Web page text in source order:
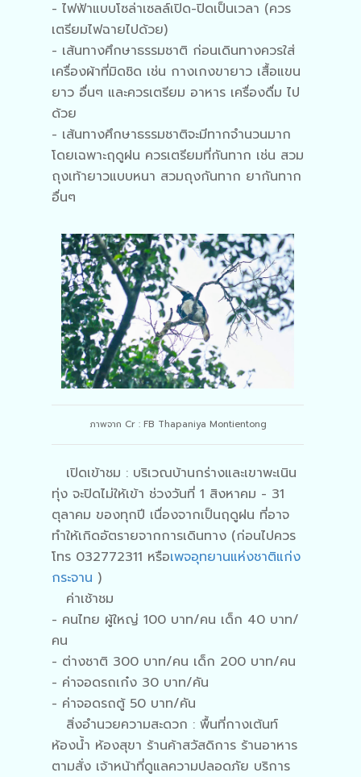
- ไฟฟ้าแบบโซล่าเซลล์เปิด-ปิดเป็นเวลา (ควร
เตรียมไฟฉายไปด้วย)
- เส้นทางศึกษาธรรมชาติ ก่อนเดินทางควรใส่
เครื่องผ้าที่มิดชิด เช่น กางเกงขายาว เสื้อแขน
ยาว อื่นๆ และควรเตรียม อาหาร เครื่องดื่ม ไป
ด้วย
- เส้นทางศึกษาธรรมชาติจะมีทากจำนวนมาก
โดยเฉพาะฤดูฝน ควรเตรียมที่กันทาก เช่น สวม
ถุงเท้ายาวแบบหนา สวมถุงกันทาก ยากันทาก
อื่นๆ
ภาพจาก Cr : FB Thapaniya Montientong
เปิดเข้าชม : บริเวณบ้านกร่างและเขาพะเนิน
ทุ่ง จะปิดไม่ให้เข้า ช่วงวันที่ 1 สิงหาคม - 31
ตุลาคม ของทุกปี เนื่องจากเป็นฤดูฝน ที่อาจ
ทำให้เกิดอัตรายจากการเดินทาง (ก่อนไปควร
โทร 032772311 หรือเพจอุทยานแห่งชาติแก่ง
กระจาน )
ค่าเช้าชม
- คนไทย ผู้ใหญ่ 100 บาท/คน เด็ก 40 บาท/
คน
- ต่างชาติ 300 บาท/คน เด็ก 200 บาท/คน
- ค่าจอดรถเก๋ง 30 บาท/คัน
- ค่าจอดรถตู้ 50 บาท/คัน
สิ่งอำนวยความสะดวก : พื้นที่กางเต้นท์
ห้องน้ำ ห้องสุขา ร้านค้าสวัสดิการ ร้านอาหาร
ตามสั่ง เจ้าหน้าที่ดูแลความปลอดภัย บริการ